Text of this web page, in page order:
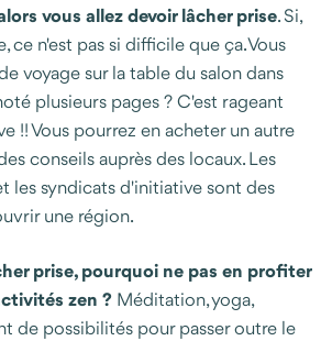
vous allez devoir lâcher prise. Si,
ce n'est pas si difficile que ça. Vous
voyage sur la table du salon dans
plusieurs pages ? C'est rageant
!! Vous pourrez en acheter un autre
conseils auprès des locaux. Les
les syndicats d'initiative sont des
une région.
prise, pourquoi ne pas en profiter
zen ? Méditation, yoga,
de possibilités pour passer outre le